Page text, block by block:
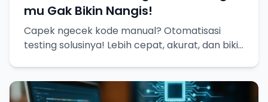
mu Gak Bikin Nangis!
Capek ngecek kode manual? Otomatisasi
testing solusinya! Lebih cepat, akurat, dan bikin